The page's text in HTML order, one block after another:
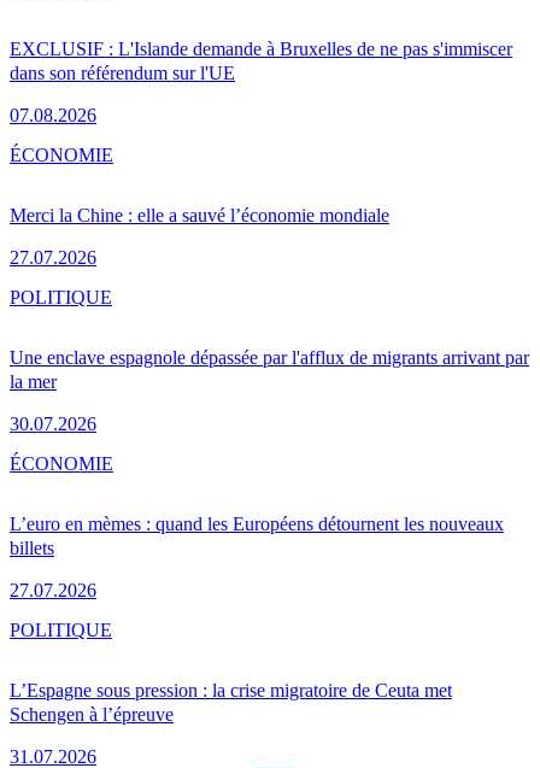
EXCLUSIF : L'Islande demande à Bruxelles de ne pas s'immiscer
dans son référendum sur l'UE
07.08.2026
Merci la Chine : elle a sauvé l’économie mondiale
27.07.2026
ÉCONOMIE
Une enclave espagnole dépassée par l'afflux de migrants arrivant par
la mer
30.07.2026
POLITIQUE
L’euro en mèmes : quand les Européens détournent les nouveaux
billets
27.07.2026
ÉCONOMIE
L’Espagne sous pression : la crise migratoire de Ceuta met
Schengen à l’épreuve
31.07.2026
POLITIQUE